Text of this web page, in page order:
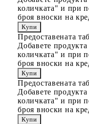
количката" и при
броя вноски на
Предоставената
Добавете
количката" и при
броя вноски на
Предоставената
Добавете
количката" и при
броя вноски на